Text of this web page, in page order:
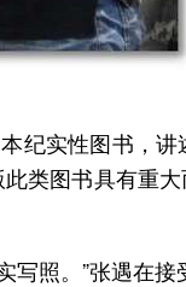
纪实性图书，
类图书具有重
照。”张遇在接